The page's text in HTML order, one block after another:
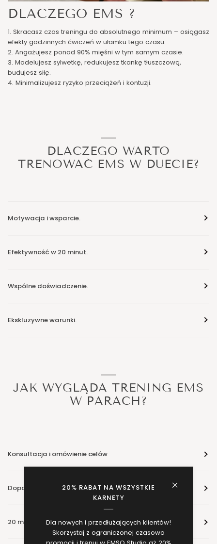
DLACZEGO EMS ?
1. Skracasz czas treningu do absolutnego minimum – osiągasz
efekty godzinnych ćwiczeń w ułamku tego czasu.
2. Angażujesz ponad 90% mięśni w tym samym czasie.
3. Modelujesz sylwetkę, redukujesz tkankę tłuszczową,
budujesz siłę.
4. Minimalizujesz ryzyko przeciążeń i kontuzji.
DLACZEGO WARTO
TRENOWAĆ EMS W DUECIE?
Motywacja i wsparcie.
Efektywność w 20 minut.
Wspólne doświadczenie.
Ekskluzywne warunki.
JAK WYGLĄDA TRENING EMS
W PARACH?
Konsultacja i omówienie celów
Dopasowanie impulsów EMS
20 minut treningu w duecie
20% RABAT NA WSZYSTKIE
KARNETY
Dla nowych i przedłużających klientów!
Skorzystaj z ograniczonej czasowo